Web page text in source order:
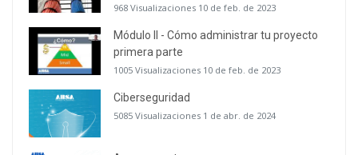
968 Visualizaciones 10 de feb. de 2023
Módulo II - Cómo administrar tu proyecto
primera parte
1005 Visualizaciones 10 de feb. de 2023
Ciberseguridad
5085 Visualizaciones 1 de abr. de 2024